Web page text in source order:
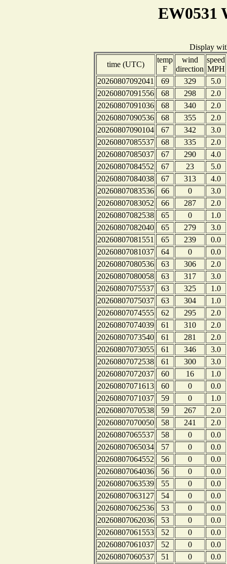
EW0531
Display
time (UTC)
temp
F
wind
direction
speed
MPH
20260807092041
69 329
5.0
20260807091556
68 298
2.0
20260807091036
68 340
2.0
20260807090536
68 355
2.0
20260807090104
67 342
3.0
20260807085537
68 335
2.0
20260807085037
67 290
4.0
20260807084552
67 23
5.0
20260807084038
67 313
4.0
20260807083536
66 0
3.0
20260807083052
66 287
2.0
20260807082538
65 0
1.0
20260807082040
65 279
3.0
20260807081551
65 239
0.0
20260807081037
64 0
0.0
20260807080536
63 306
2.0
20260807080058
63 317
3.0
20260807075537
63 325
1.0
20260807075037
63 304
1.0
20260807074555
62 295
2.0
20260807074039
61 310
2.0
20260807073540
61 281
2.0
20260807073055
61 346
3.0
20260807072538
61 300
3.0
20260807072037
60 16
1.0
20260807071613
60 0
0.0
20260807071037
59 0
1.0
20260807070538
59 267
2.0
20260807070050
58 241
2.0
20260807065537
58 0
0.0
20260807065034
57 0
0.0
20260807064552
56 0
0.0
20260807064036
56 0
0.0
20260807063539
55 0
0.0
20260807063127
54 0
0.0
20260807062536
53 0
0.0
20260807062036
53 0
0.0
20260807061553
52 0
0.0
20260807061037
52 0
0.0
20260807060537
51 0
0.0